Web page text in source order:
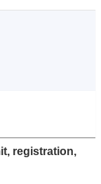
registration,